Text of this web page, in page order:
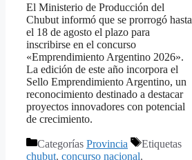
El Ministerio de Producción del
Chubut informó que se prorrogó hasta
el 18 de agosto el plazo para
inscribirse en el concurso
«Emprendimiento Argentino 2026».
La edición de este año incorpora el
Sello Emprendimiento Argentino, un
reconocimiento destinado a destacar
proyectos innovadores con potencial
de crecimiento.
Categorías Provincia
Etiquetas
chubut, concurso nacional,